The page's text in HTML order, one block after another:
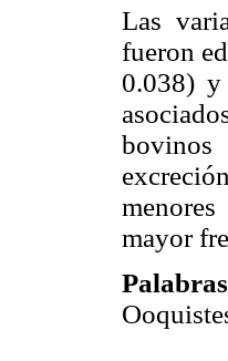
Las
fueron
0.038)
bovinos
mayor